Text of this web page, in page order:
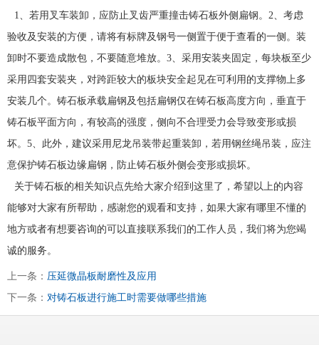
1、若用叉车装卸，应防止叉齿严重撞击铸石板外侧扁钢。2、考虑
验收及安装的方便，请将有标牌及钢号一侧置于便于查看的一侧。装
卸时不要造成散包，不要随意堆放。3、采用安装夹固定，每块板至少
采用四套安装夹，对跨距较大的板块安全起见在可利用的支撑物上多
安装几个。铸石板承载扁钢及包括扁钢仅在铸石板高度方向，垂直于
铸石板平面方向，有较高的强度，侧向不合理受力会导致变形或损
坏。5、此外，建议采用尼龙吊装带起重装卸，若用钢丝绳吊装，应注
意保护铸石板边缘扁钢，防止铸石板外侧会变形或损坏。
关于铸石板的相关知识点先给大家介绍到这里了，希望以上的内容
能够对大家有所帮助，感谢您的观看和支持，如果大家有哪里不懂的
地方或者有想要咨询的可以直接联系我们的工作人员，我们将为您竭
诚的服务。
上一条： 压延微晶板耐磨性及应用
下一条： 对铸石板进行施工时需要做哪些措施